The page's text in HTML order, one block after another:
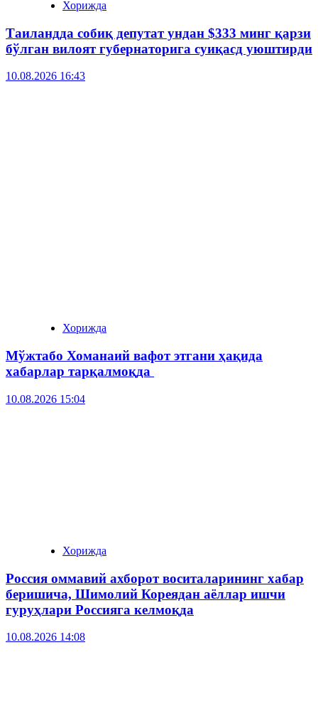
Хорижда
Таиландда собиқ депутат ундан $333 минг қарзи
бўлган вилоят губернаторига суиқасд уюштирди
10.08.2026 16:43
Хорижда
Мўжтабо Хоманаий вафот этгани ҳақида
хабарлар тарқалмоқда
10.08.2026 15:04
Хорижда
Россия оммавий ахборот воситаларининг хабар
беришича, Шимолий Кореядан аёллар ишчи
гуруҳлари Россияга келмоқда
10.08.2026 14:08